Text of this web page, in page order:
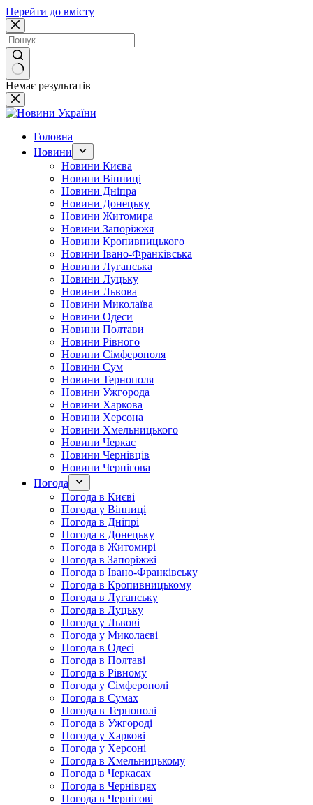
Перейти до вмісту
Немає результатів
Головна
Новини
Новини Києва
Новини Вінниці
Новини Дніпра
Новини Донецьку
Новини Житомира
Новини Запоріжжя
Новини Кропивницького
Новини Івано-Франківська
Новини Луганська
Новини Луцьку
Новини Львова
Новини Миколаїва
Новини Одеси
Новини Полтави
Новини Рівного
Новини Сімферополя
Новини Сум
Новини Тернополя
Новини Ужгорода
Новини Харкова
Новини Херсона
Новини Хмельницького
Новини Черкас
Новини Чернівців
Новини Чернігова
Погода
Погода в Києві
Погода у Вінниці
Погода в Дніпрі
Погода в Донецьку
Погода в Житомирі
Погода в Запоріжжі
Погода в Івано-Франківську
Погода в Кропивницькому
Погода в Луганську
Погода в Луцьку
Погода у Львові
Погода у Миколаєві
Погода в Одесі
Погода в Полтаві
Погода в Рівному
Погода у Сімферополі
Погода в Сумах
Погода в Тернополі
Погода в Ужгороді
Погода у Харкові
Погода у Херсоні
Погода в Хмельницькому
Погода в Черкасах
Погода в Чернівцях
Погода в Чернігові